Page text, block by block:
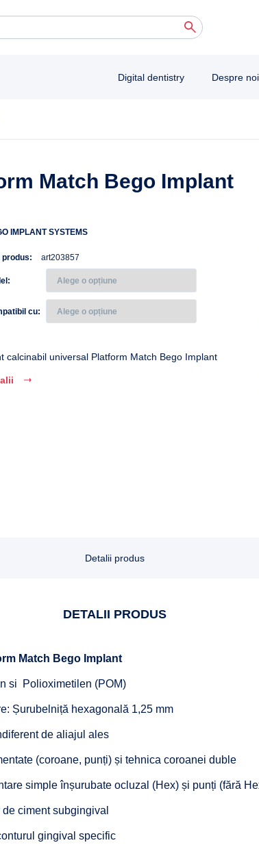
results are available use up and down arrows to review and
Digital dentistry Despre noi
Match Bego Implant
IMPLANT SYSTEMS
produs: art203857
cu
calcinabil universal Platform Match Bego Implant
Detalii produs
DETALII PRODUS
Match Bego Implant
si Polioximetilen (POM)
Șurubelniță hexagonală 1,25 mm
de aliajul ales
(coroane, punți) și tehnica coroanei duble
simple înșurubate ocluzal (Hex) și punți (fără
ciment subgingival
gingival specific